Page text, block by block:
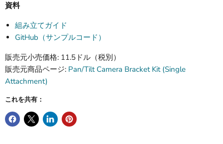
資料
組み立てガイド
GitHub（サンプルコード）
販売元小売価格: 11.5ドル（税別）
販売元商品ページ: Pan/Tilt Camera Bracket Kit (Single
Attachment)
これを共有：